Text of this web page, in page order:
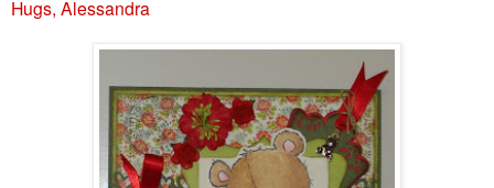
Hugs, Alessandra